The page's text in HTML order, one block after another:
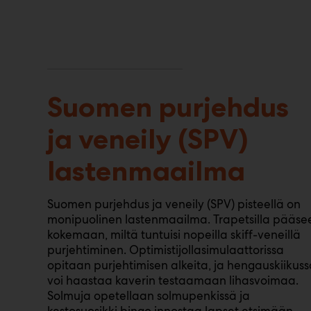
Suomen purjehdus
ja veneily (SPV)
lastenmaailma
Suomen purjehdus ja veneily (SPV) pisteellä on
monipuolinen lastenmaailma. Trapetsilla
kokemaan, miltä tuntuisi nopeilla skiff-veneillä
purjehtiminen. Optimistijollasimulaattorissa
opitaan purjehtimisen alkeita, ja
voi haastaa kaverin testaamaan lihasvoimaa.
Solmuja opetellaan solmupenkissä ja